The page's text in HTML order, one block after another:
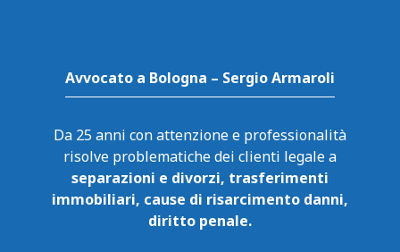
Avvocato a Bologna – Sergio Armaroli
Da 25 anni con attenzione e professionalità
separazioni e divorzi, trasferimenti
immobiliari, cause di risarcimento danni,
diritto penale.